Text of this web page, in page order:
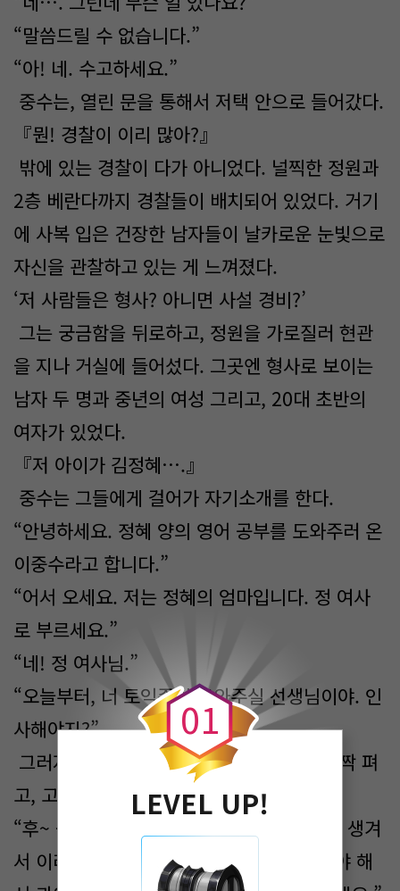
“말씀드릴 수 없습니다.”
“아! 네. 수고하세요.”
중수는, 열린 문을 통해서 저택 안으로 들어갔다.
『뭔! 경찰이 이리 많아?』
밖에 있는 경찰이 다가 아니었다. 널찍한 정원과
2층 베란다까지 경찰들이 배치되어 있었다. 거기
에 사복 입은 건장한 남자들이 날카로운 눈빛으로
자신을 관찰하고 있는 게 느껴졌다.
‘저 사람들은 형사? 아니면 사설 경비?’
그는 궁금함을 뒤로하고, 정원을 가로질러 현관
을 지나 거실에 들어섰다. 그곳엔 형사로 보이는
남자 두 명과 중년의 여성 그리고, 20대 초반의
여자가 있었다.
『저 아이가 김정혜….』
중수는 그들에게 걸어가 자기소개를 한다.
“안녕하세요. 정혜 양의 영어 공부를 도와주러 온
이중수라고 합니다.”
“어서 오세요. 저는 정혜의 엄마입니다. 정 여사
로 부르세요.”
“네! 정 여사님.”
“오늘부터, 너 토익준비 도와주실 선생님이야. 인
사해야지?”
그러자. 정혜는 잔뜩 움츠러들었던 몸을 살짝 펴
고, 고개만 간신히 끄덕인다.
“후~ 원래 이런 아이가 아닌데, 최근에 일이 생겨
서 이러네요. 아무리 그래도 영어는 공부해야 해
0
0
1
LEVEL UP!